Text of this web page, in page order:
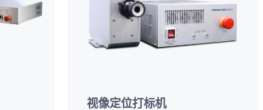
视像定位打标机